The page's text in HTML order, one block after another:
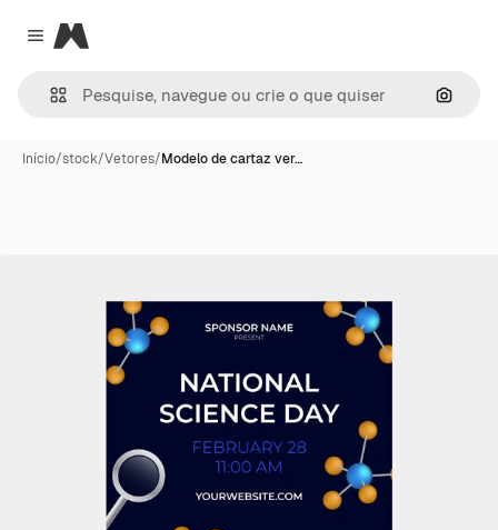
Close menu
Magnific
Início/stock/Vetores/Modelo de cartaz ver…